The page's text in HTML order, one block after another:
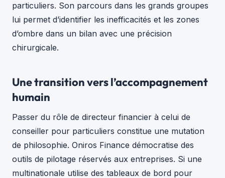
particuliers. Son parcours dans les grands groupes
lui permet d’identifier les inefficacités et les zones
d’ombre dans un bilan avec une précision
chirurgicale.
Une transition vers l’accompagnement
humain
Passer du rôle de directeur financier à celui de
conseiller pour particuliers constitue une mutation
de philosophie. Oniros Finance démocratise des
outils de pilotage réservés aux entreprises. Si une
multinationale utilise des tableaux de bord pour